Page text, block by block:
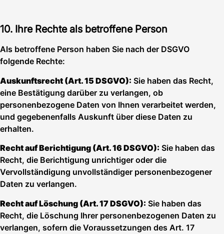
10. Ihre Rechte als betroffene Person
Als betroffene Person haben Sie nach der DSGVO
folgende Rechte:
Auskunftsrecht (Art. 15 DSGVO): Sie haben das Recht,
eine Bestätigung darüber zu verlangen, ob
personenbezogene Daten von Ihnen verarbeitet werden,
und gegebenenfalls Auskunft über diese Daten zu
erhalten.
Recht auf Berichtigung (Art. 16 DSGVO): Sie haben das
Recht, die Berichtigung unrichtiger oder die
Vervollständigung unvollständiger personenbezogener
Daten zu verlangen.
Recht auf Löschung (Art. 17 DSGVO): Sie haben das
Recht, die Löschung Ihrer personenbezogenen Daten zu
verlangen, sofern die Voraussetzungen des Art. 17